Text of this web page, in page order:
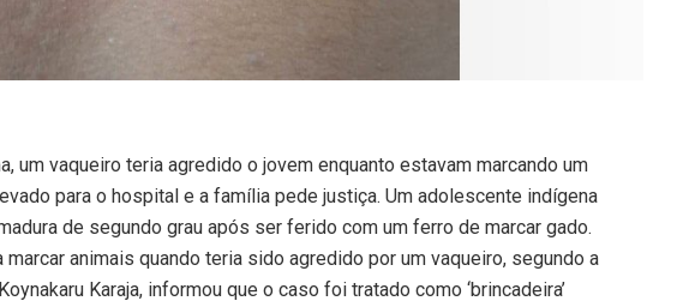
um vaqueiro teria agredido o jovem enquanto estavam marcando um
para o hospital e a família pede justiça. Um adolescente indígena
de segundo grau após ser ferido com um ferro de marcar gado.
marcar animais quando teria sido agredido por um vaqueiro, segundo a
Karaja, informou que o caso foi tratado como ‘brincadeira’